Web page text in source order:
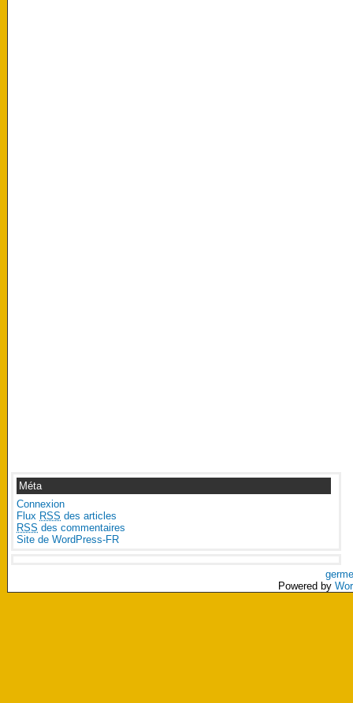
Méta
Connexion
Flux RSS des articles
RSS des commentaires
Site de WordPress-FR
Powered by